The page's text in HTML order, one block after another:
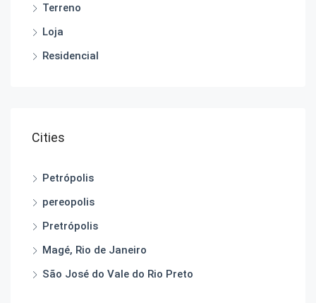
Terreno
Loja
Residencial
Cities
Petrópolis
pereopolis
Pretrópolis
Magé, Rio de Janeiro
São José do Vale do Rio Preto